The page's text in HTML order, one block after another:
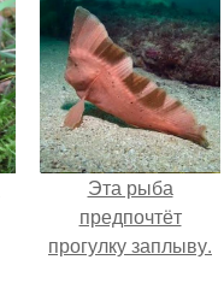
Эта рыба
предпочтёт
прогулку заплыву.